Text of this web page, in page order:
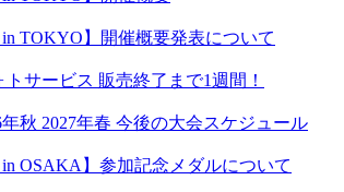
in TOKYO】開催概要発表について
トサービス 販売終了まで1週間！
年秋 2027年春 今後の大会スケジュール
in OSAKA】参加記念メダルについて